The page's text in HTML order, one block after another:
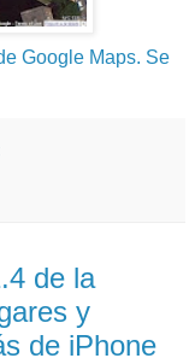
Google Maps. Se
de la
y
de iPhone